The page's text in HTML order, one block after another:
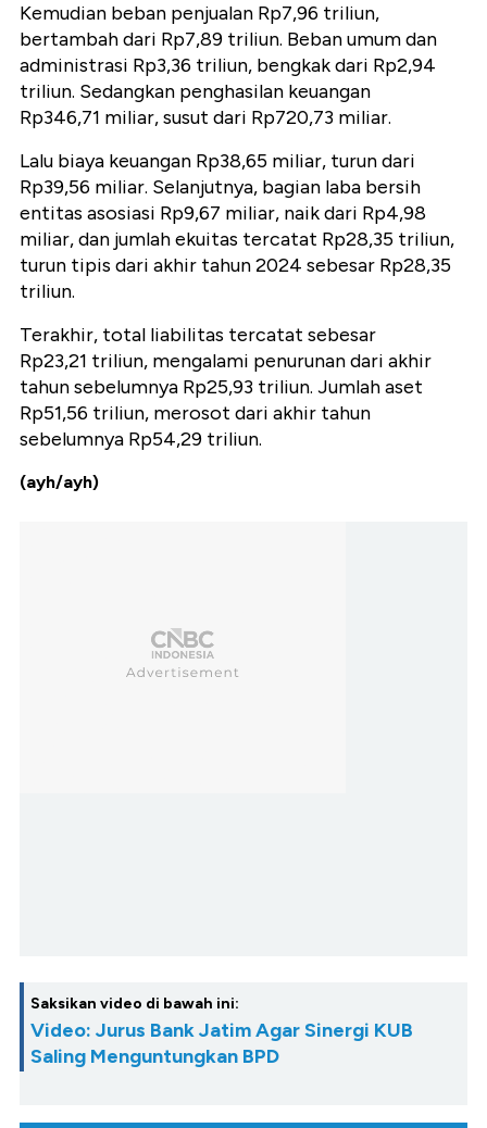
Kemudian beban penjualan Rp7,96 triliun,
bertambah dari Rp7,89 triliun. Beban umum dan
administrasi Rp3,36 triliun, bengkak dari Rp2,94
triliun. Sedangkan penghasilan keuangan
Rp346,71 miliar, susut dari Rp720,73 miliar.
Lalu biaya keuangan Rp38,65 miliar, turun dari
Rp39,56 miliar. Selanjutnya, bagian laba bersih
entitas asosiasi Rp9,67 miliar, naik dari Rp4,98
miliar, dan jumlah ekuitas tercatat Rp28,35 triliun,
turun tipis dari akhir tahun 2024 sebesar Rp28,35
triliun.
Terakhir, total liabilitas tercatat sebesar
Rp23,21 triliun, mengalami penurunan dari akhir
tahun sebelumnya Rp25,93 triliun. Jumlah aset
Rp51,56 triliun, merosot dari akhir tahun
sebelumnya Rp54,29 triliun.
(ayh/ayh)
Saksikan video di bawah ini:
Video: Jurus Bank Jatim Agar Sinergi KUB
Saling Menguntungkan BPD